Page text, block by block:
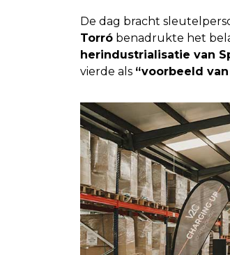
De dag bracht
Torróbenadrukte het
herindustrialisatie van
vierde als “voorbeeld